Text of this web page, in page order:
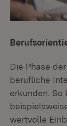
Die Phase
berufliche
erkunden. So
wertvolle